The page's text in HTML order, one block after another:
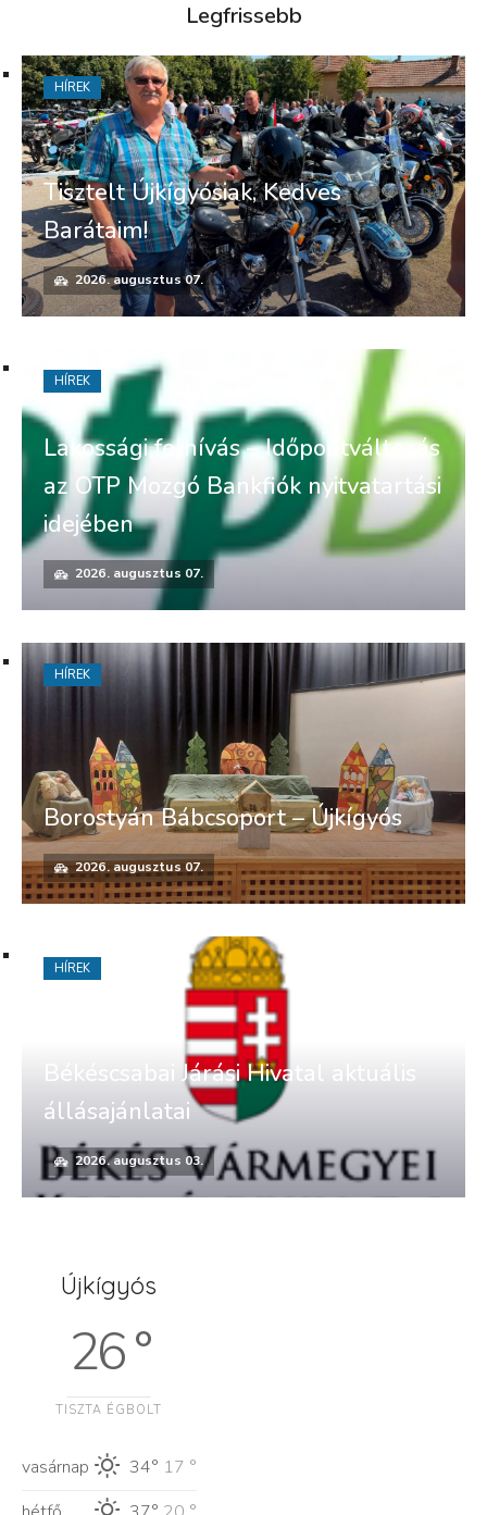
Legfrissebb
Tisztelt Újkígyósiak, Kedves
Barátaim!
2026. augusztus 07.
HÍREK
Lakossági felhívás – Időpontváltozás
az OTP Mozgó Bankfiók nyitvatartási
idejében
2026. augusztus 07.
HÍREK
Borostyán Bábcsoport – Újkígyós
2026. augusztus 07.
HÍREK
Békéscsabai Járási Hivatal aktuális
állásajánlatai
2026. augusztus 03.
HÍREK
Újkígyós
26 °
TISZTA ÉGBOLT
vasárnap 34° 17 °